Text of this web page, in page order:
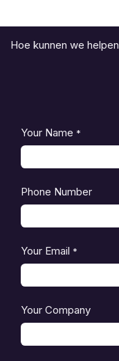
Hoe kunnen we helpen
Your Name *
Phone Number
Your Email *
Your Company